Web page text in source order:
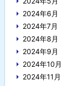
2024年6月
2024年7月
2024年8月
2024年9月
2024年10月
2024年11月